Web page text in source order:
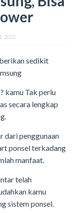
2022
sedikit
kamu Tak perlu
secara lengkap
dari penggunaan
ponsel terkadang
manfaat.
telah
kamu
sistem ponsel.